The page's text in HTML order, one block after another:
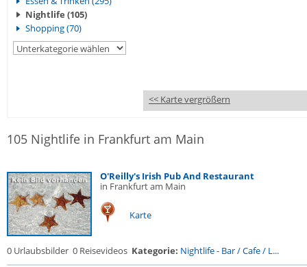
Nightlife (105)
Shopping (70)
<< Karte vergrößern
105 Nightlife in Frankfurt am Main
O'Reilly's Irish Pub And Restaurant
in Frankfurt am Main
Karte
0 Urlaubsbilder 0 Reisevideos Kategorie: Nightlife- Bar / Cafe / L...